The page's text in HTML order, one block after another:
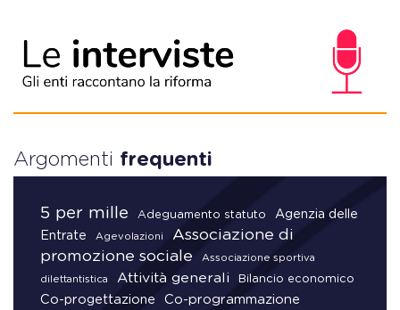
Argomenti frequenti
5 per mille Adeguamento statuto
Agenzia delle
Entrate
Agevolazioni
Associazione di
promozione sociale
Associazione sportiva
dilettantistica Attività generali Bilancio economico
Co-progettazione Co-programmazione